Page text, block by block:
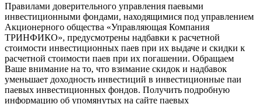
Правилами доверительного управления паевыми
инвестиционными фондами, находящимися под управлением
Акционерного общества «Управляющая Компания
ТРИНФИКО», предусмотрены надбавки к расчетной
стоимости инвестиционных паев при их выдаче и скидки к
расчетной стоимости паев при их погашении. Обращаем
Ваше внимание на то, что взимание скидок и надбавок
уменьшает доходность инвестиций в инвестиционные паи
паевых инвестиционных фондов. Получить подробную
информацию об упомянутых на сайте паевых